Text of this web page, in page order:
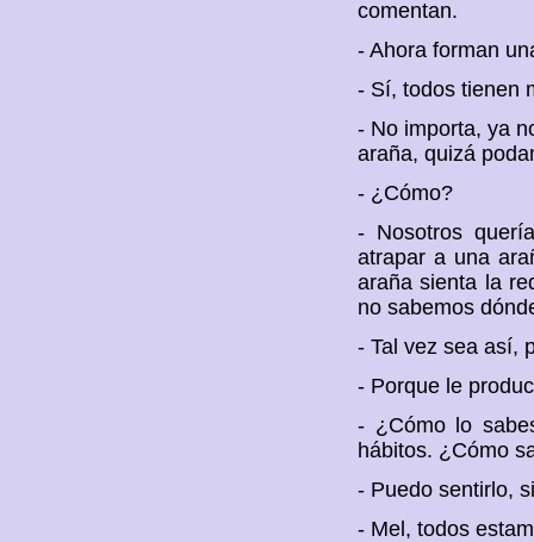
comentan.
- Ahora forman
- Sí, todos tienen
- No importa, ya
araña, quizá
- ¿Cómo?
- Nosotros
atrapar a una
araña sienta la
no sabemos
- Tal vez sea así,
- Porque le
- ¿Cómo lo
hábitos. ¿Cómo
- Puedo sentirlo,
- Mel, todos